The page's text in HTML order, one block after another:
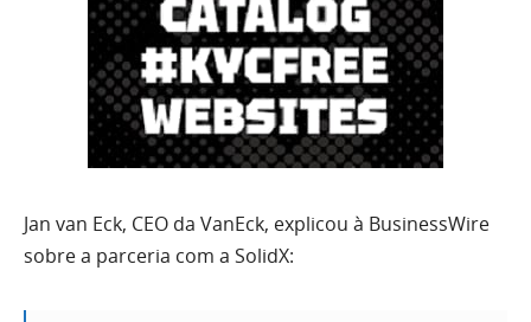
Jan van Eck, CEO da VanEck, explicou à BusinessWire
sobre a parceria com a SolidX: